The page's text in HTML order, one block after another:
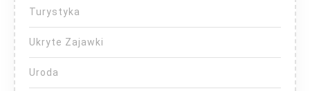
Turystyka
Ukryte Zajawki
Uroda